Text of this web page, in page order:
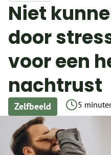
Niet
door
voor een
nachtrust
Zelfbeeld 5